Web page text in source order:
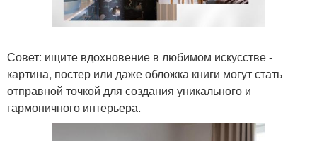
Совет: ищите вдохновение в любимом искусстве -
картина, постер или даже обложка книги могут стать
отправной точкой для создания уникального и
гармоничного интерьера.